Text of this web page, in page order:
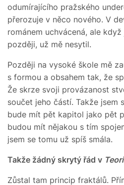
odumírajícího pražského
přerozuje v něco nového. V
románem uchvácená, ale
později, už mě nesytil.
Později na vysoké škole mě
s formou a obsahem tak, že
Že skrze svoji provázanost
součet jeho částí. Takže jsem
bude mít pět kapitol jako pět
budou mít nějakou s tím
jsem se tomu už spíš smála.
Takže žádný skrytý řád v
Zůstal tam princip fraktálů.